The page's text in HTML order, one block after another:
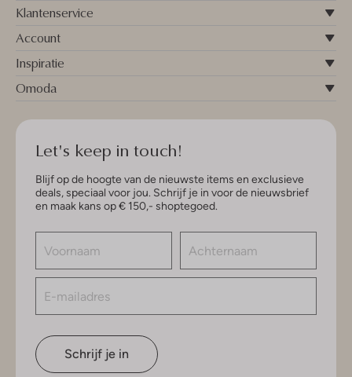
Klantenservice
Account
Inspiratie
Omoda
Let's keep in touch!
Blijf op de hoogte van de nieuwste items en exclusieve
deals, speciaal voor jou. Schrijf je in voor de nieuwsbrief
en maak kans op € 150,- shoptegoed.
Schrijf je in